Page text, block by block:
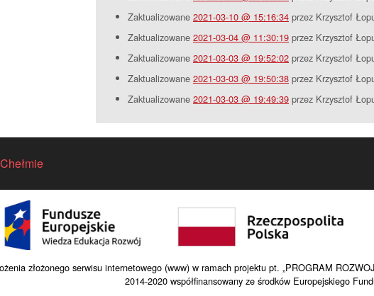
Zaktualizowane 2021-03-10 @ 15:16:34 przez Krzysztof
Zaktualizowane 2021-03-04 @ 11:30:19 przez Krzysztof
Zaktualizowane 2021-03-03 @ 19:52:02 przez Krzysztof
Zaktualizowane 2021-03-03 @ 19:50:38 przez Krzysztof
Zaktualizowane 2021-03-03 @ 19:49:39 przez Krzysztof
złożonego serwisu internetowego (www) w ramach projektu pt. „PROGRAM
2014-2020 współfinansowany ze środków Europejskiego